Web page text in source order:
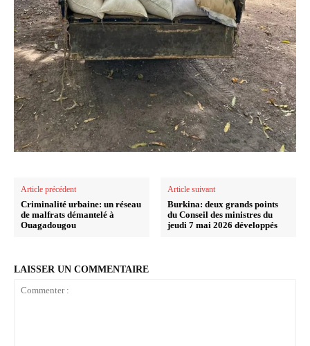
Article précédent
Criminalité urbaine: un réseau
de malfrats démantelé à
Ouagadougou
Article suivant
Burkina: deux grands points
du Conseil des ministres du
jeudi 7 mai 2026 développés
LAISSER UN COMMENTAIRE